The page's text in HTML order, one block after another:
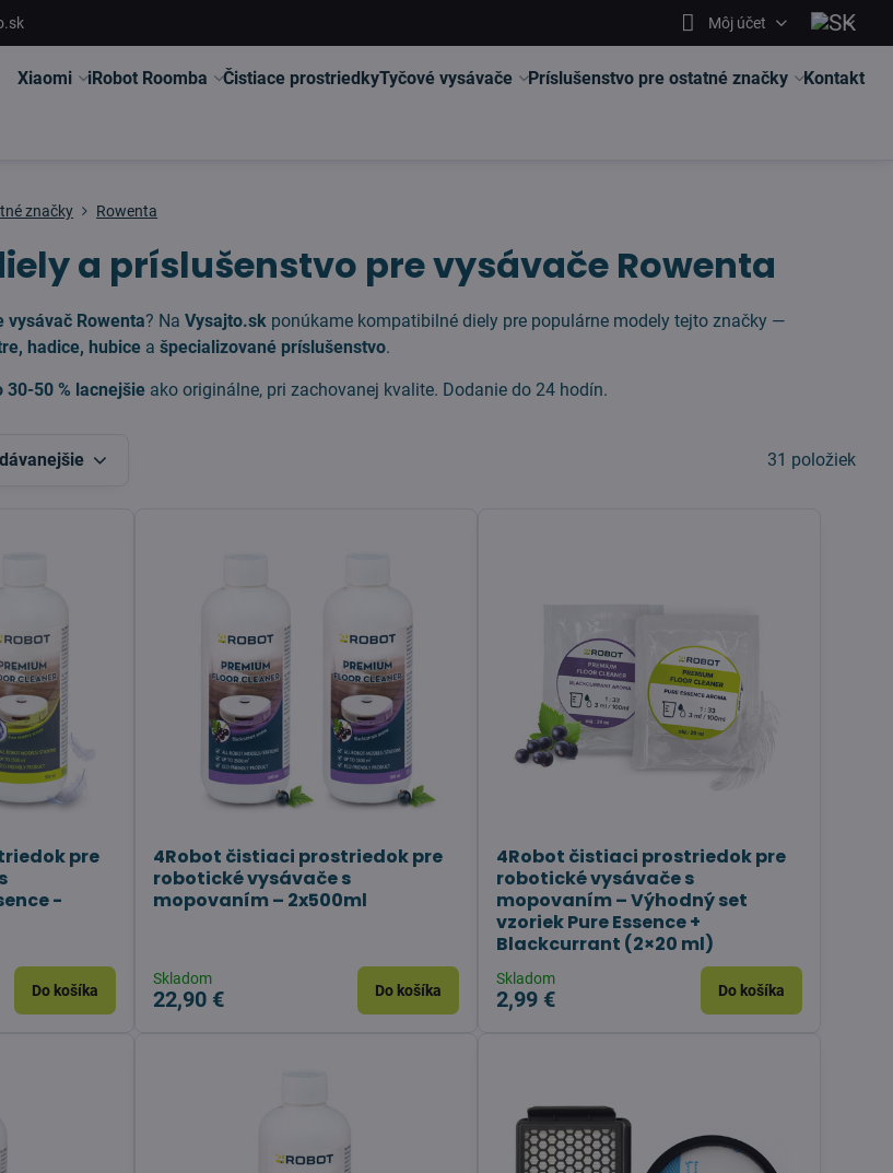
Môj účet
Xiaomi iRobot Roomba Čistiace prostriedkyTyčové vysávače Príslušenstvo pre ostatné značky Kontakt
značky Rowenta
a príslušenstvo pre vysávače Rowenta
vysávač Rowenta? NaVysajto.sk ponúkame kompatibilné diely pre populárne modely tejto značky —
hadice, hubice ašpecializované príslušenstvo.
30-50 % lacnejšie ako originálne, pri zachovanej kvalite. Dodanie do 24 hodín.
31 položiek
pre
-
Do košíka
4Robot čistiaci prostriedok pre
robotické vysávače s
mopovaním – 2x500ml
Skladom
22,90 € Do košíka
4Robot čistiaci prostriedok pre
robotické vysávače s
mopovaním – Výhodný set
vzoriek Pure Essence +
Blackcurrant (2×20 ml)
Skladom
2,99 € Do košíka